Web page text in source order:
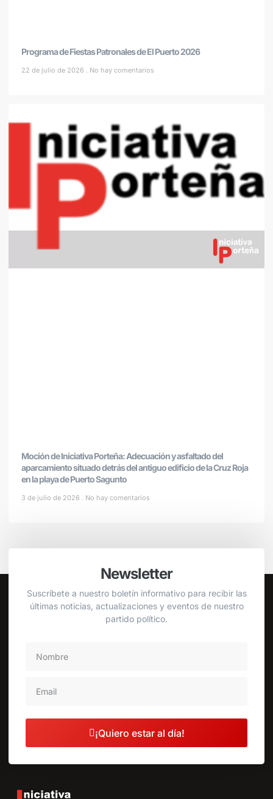
Programa de Fiestas Patronales de El Puerto 2026
22 de julio de 2026 No hay comentarios
Moción de Iniciativa Porteña: Adecuación y asfaltado del
aparcamiento situado detrás del antiguo edificio de la Cruz Roja
en la playa de Puerto Sagunto
3 de julio de 2026 No hay comentarios
Newsletter
Suscríbete a nuestro boletín informativo para recibir las
últimas noticias, actualizaciones y eventos de nuestro
partido político.
¡Quiero estar al día!